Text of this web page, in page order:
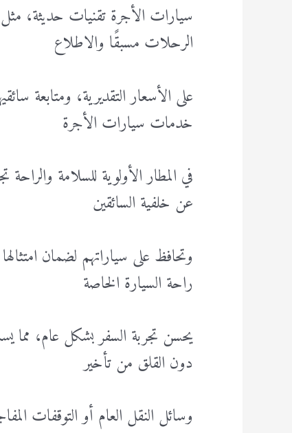
سيارات الأجرة تقنيات حديثة، مثل
الرحلات مسبقًا والاطلاع
على الأسعار التقديرية، ومتابعة
خدمات سيارات الأجرة
في المطار الأولوية للسلامة
عن خلفية السائقين
وتحافظ على سياراتهم لضمان
راحة السيارة الخاصة
يحسن تجربة السفر بشكل عام، مما
دون القلق من تأخير
وسائل النقل العام أو التوقفات